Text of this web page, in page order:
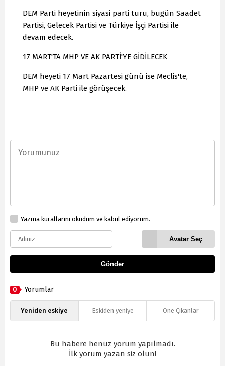
DEM Parti heyetinin siyasi parti turu, bugün Saadet
Partisi, Gelecek Partisi ve Türkiye İşçi Partisi ile
devam edecek.
17 MART'TA MHP VE AK PARTİ'YE GİDİLECEK
DEM heyeti 17 Mart Pazartesi günü ise Meclis'te,
MHP ve AK Parti ile görüşecek.
Yazma kurallarını okudum ve kabul ediyorum.
Avatar Seç
Gönder
0 Yorumlar
Yeniden eskiye Eskiden yeniye Öne Çıkanlar
Bu habere henüz yorum yapılmadı.
İlk yorum yazan siz olun!